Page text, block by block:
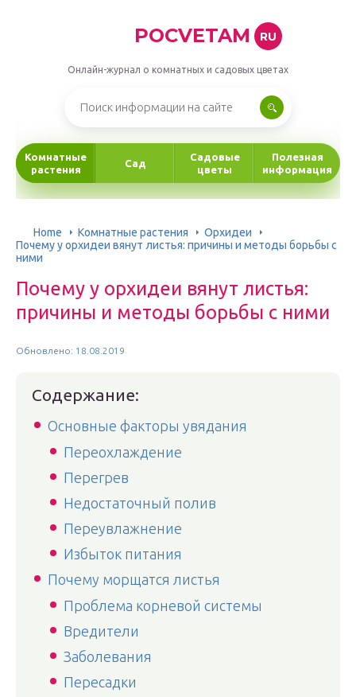
POCVETAM RU
Онлайн-журнал о комнатных и садовых цветах
Комнатные
растения
Сад
Садовые
цветы
Полезная
информация
Home Комнатные растения
Орхидеи
Почему у орхидеи вянут листья: причины и методы борьбы с
ними
Почему у орхидеи вянут листья:
причины и методы борьбы с ними
Обновлено: 18.08.2019
Содержание:
Основные факторы увядания
Переохлаждение
Перегрев
Недостаточный полив
Переувлажнение
Избыток питания
Почему морщатся листья
Проблема корневой системы
Вредители
Заболевания
Пересадки